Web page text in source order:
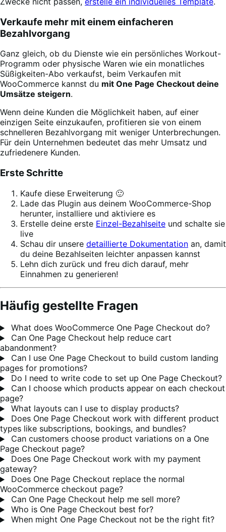
Verkaufe mehr mit einem einfacheren
Bezahlvorgang
Ganz gleich, ob du Dienste wie ein persönliches Workout-
Programm oder physische Waren wie ein monatliches
Süßigkeiten-Abo verkaufst, beim Verkaufen mit
WooCommerce kannst du mit One Page Checkout deine
Umsätze steigern.
Wenn deine Kunden die Möglichkeit haben, auf einer
einzigen Seite einzukaufen, profitieren sie von einem
schnelleren Bezahlvorgang mit weniger Unterbrechungen.
Für dein Unternehmen bedeutet das mehr Umsatz und
zufriedenere Kunden.
Erste Schritte
Kaufe diese Erweiterung 🙂
Lade das Plugin aus deinem WooCommerce-Shop
herunter, installiere und aktiviere es
Erstelle deine erste Einzel-Bezahlseite und schalte sie
live
Schau dir unsere detaillierte Dokumentation an, damit
du deine Bezahlseiten leichter anpassen kannst
Lehn dich zurück und freu dich darauf, mehr
Einnahmen zu generieren!
Häufig gestellte Fragen
What does WooCommerce One Page Checkout do?
Can One Page Checkout help reduce cart
abandonment?
Can I use One Page Checkout to build custom landing
pages for promotions?
Do I need to write code to set up One Page Checkout?
Can I choose which products appear on each checkout
page?
What layouts can I use to display products?
Does One Page Checkout work with different product
types like subscriptions, bookings, and bundles?
Can customers choose product variations on a One
Page Checkout page?
Does One Page Checkout work with my payment
gateway?
Does One Page Checkout replace the normal
WooCommerce checkout page?
Can One Page Checkout help me sell more?
Who is One Page Checkout best for?
When might One Page Checkout not be the right fit?